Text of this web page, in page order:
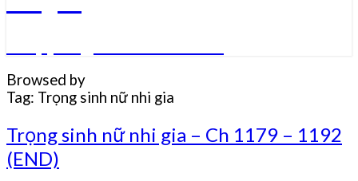
Browsed by
Tag: Trọng sinh nữ nhi gia
Trọng
sinh
nữ
Trọng sinh nữ nhi gia – Ch 1179 – 1192
(END)